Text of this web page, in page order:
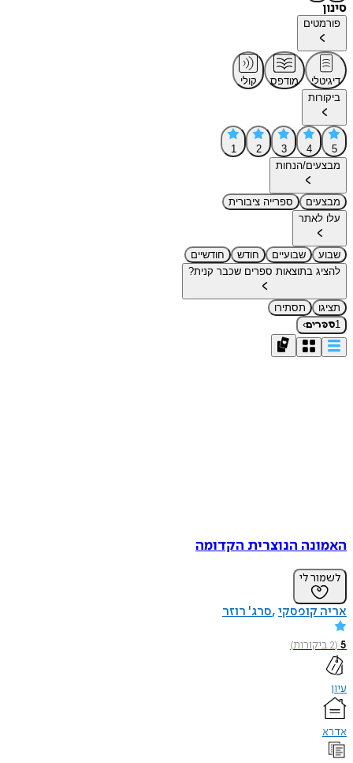
סינון
פורמטים
דיגיטלי מודפס
קולי
ביקורות
5
4
3
2
1
מבצעים/הנחות
מבצעים
ספרייה ציבורית
עלו לאתר
שבוע שבועיים חודש
חודשיים
להציג בתוצאות ספרים שכבר קנית?
תציגו
תסתירו
1ספרים›
האמונה הנוצרית הקדומה
לשמור לי
אריה קופסקי סרג' רוזר
5
(
2ביקורות)
עיון
אדרא